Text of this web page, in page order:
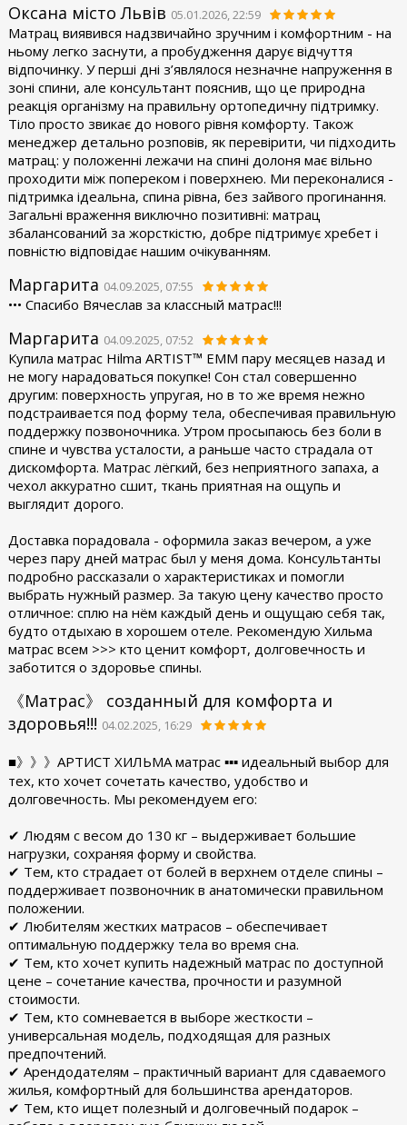
Оксана місто Львів 05.01.2026, 22:59
Матрац виявився надзвичайно зручним і комфортним - на
ньому легко заснути, а пробудження дарує відчуття
відпочинку. У перші дні з’являлося незначне напруження в
зоні спини, але консультант пояснив, що це природна
реакція організму на правильну ортопедичну підтримку.
Тіло просто звикає до нового рівня комфорту. Також
менеджер детально розповів, як перевірити, чи підходить
матрац: у положенні лежачи на спині долоня має вільно
проходити між попереком і поверхнею. Ми переконалися -
підтримка ідеальна, спина рівна, без зайвого прогинання.
Загальні враження виключно позитивні: матрац
збалансований за жорсткістю, добре підтримує хребет і
повністю відповідає нашим очікуванням.
Маргарита 04.09.2025, 07:55
••• Спасибо Вячеслав за классный матрас!!!
Маргарита 04.09.2025, 07:52
Купила матрас Hilma ARTIST™ ЕММ пару месяцев назад и
не могу нарадоваться покупке! Сон стал совершенно
другим: поверхность упругая, но в то же время нежно
подстраивается под форму тела, обеспечивая правильную
поддержку позвоночника. Утром просыпаюсь без боли в
спине и чувства усталости, а раньше часто страдала от
дискомфорта. Матрас лёгкий, без неприятного запаха, а
чехол аккуратно сшит, ткань приятная на ощупь и
выглядит дорого.
Доставка порадовала - оформила заказ вечером, а уже
через пару дней матрас был у меня дома. Консультанты
подробно рассказали о характеристиках и помогли
выбрать нужный размер. За такую цену качество просто
отличное: сплю на нём каждый день и ощущаю себя так,
будто отдыхаю в хорошем отеле. Рекомендую Хильма
матрас всем >>> кто ценит комфорт, долговечность и
заботится о здоровье спины.
《Матрас》 созданный для комфорта и
здоровья!!! 04.02.2025, 16:29
■》》》АРТИСТ ХИЛЬМА матрас ▪︎▪︎▪︎ идеальный выбор для
тех, кто хочет сочетать качество, удобство и
долговечность. Мы рекомендуем его:
✔ Людям с весом до 130 кг – выдерживает большие
нагрузки, сохраняя форму и свойства.
✔ Тем, кто страдает от болей в верхнем отделе спины –
поддерживает позвоночник в анатомически правильном
положении.
✔ Любителям жестких матрасов – обеспечивает
оптимальную поддержку тела во время сна.
✔ Тем, кто хочет купить надежный матрас по доступной
цене – сочетание качества, прочности и разумной
стоимости.
✔ Тем, кто сомневается в выборе жесткости –
универсальная модель, подходящая для разных
предпочтений.
✔ Арендодателям – практичный вариант для сдаваемого
жилья, комфортный для большинства арендаторов.
✔ Тем, кто ищет полезный и долговечный подарок –